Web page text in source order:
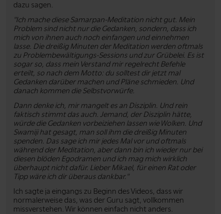
dazu sagen.
"Ich mache diese Samarpan-Meditation nicht gut. Mein
Problem sind nicht nur die Gedanken, sondern, dass ich
mich von ihnen auch noch einfangen und einnehmen
lasse. Die dreißig Minuten der Meditation werden oftmals
zu Problembewältigungs-Sessions und zur Grübelei. Es ist
sogar so, dass mein Verstand mir regelrecht Befehle
erteilt, so nach dem Motto: du solltest dir jetzt mal
Gedanken darüber machen und Pläne schmieden. Und
danach kommen die Selbstvorwürfe.
Dann denke ich, mir mangelt es an Disziplin. Und rein
faktisch stimmt das auch. Jemand, der Disziplin hätte,
würde die Gedanken vorbeiziehen lassen wie Wolken. Und
Swamiji hat gesagt, man soll ihm die dreißig Minuten
spenden. Das sage ich mir jedes Mal vor und oftmals
während der Meditation, aber dann bin ich wieder nur bei
diesen blöden Egodramen und ich mag mich wirklich
überhaupt nicht dafür. Lieber Mikael, für einen Rat oder
Tipp wäre ich dir überaus dankbar."
Ich sagte ja eingangs zu Beginn des Videos, dass wir
normalerweise das, was der Guru sagt, vollkommen
missverstehen. Wir können einfach nicht anders.